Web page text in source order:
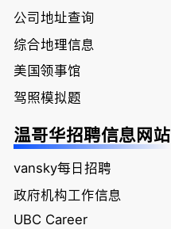
公司地址查询
综合地理信息
美国领事馆
驾照模拟题
温哥华招聘信息网站
vansky每日招聘
政府机构工作信息
UBC Career